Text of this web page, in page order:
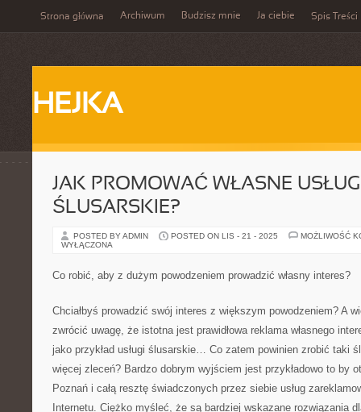
Strona główna Archiwum Budzisz mnie Ja ciebie Spis Treści
HEJKA
JAK PROMOWAĆ WŁASNE
ŚLUSARSKIE?
POSTED BY ADMIN POSTED ON LIS - 21 - 2025
MOŻLIWOŚĆ
WYŁĄCZONA
Co robić, aby z dużym powodzeniem prowadzić własny interes?
Chciałbyś prowadzić swój interes z większym powodzeniem? A
zwrócić uwagę, że istotna jest prawidłowa reklama własnego
jako przykład usługi ślusarskie… Co zatem powinien zrobić taki
więcej zleceń? Bardzo dobrym wyjściem jest przykładowo to by
Poznań i całą resztę świadczonych przez siebie usług
Internetu. Ciężko myśleć, że są bardziej wskazane rozwiązania